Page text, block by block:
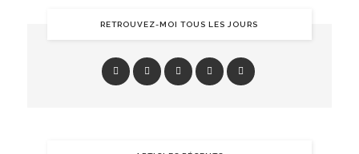
RETROUVEZ-MOI TOUS LES JOURS